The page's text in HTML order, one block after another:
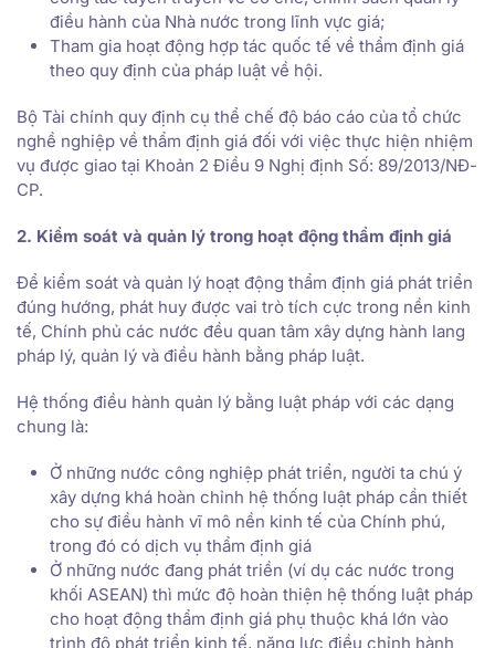
điều hành của Nhà nước trong lĩnh vực giá;
Tham gia hoạt động hợp tác quốc tế về thẩm định giá
theo quy định của pháp luật về hội.
Bộ Tài chính quy định cụ thể chế độ báo cáo của tổ chức
nghề nghiệp về thẩm định giá đối với việc thực hiện nhiệm
vụ được giao tại Khoản 2 Điều 9 Nghị định Số: 89/2013/NĐ-
CP.
2. Kiểm soát và quản lý trong hoạt động thẩm định giá
Để kiểm soát và quản lý hoạt động thẩm định giá phát triển
đúng hướng, phát huy được vai trò tích cực trong nền kinh
tế, Chính phủ các nước đều quan tâm xây dựng hành lang
pháp lý, quản lý và điều hành bằng pháp luật.
Hệ thống điều hành quản lý bằng luật pháp với các dạng
chung là:
Ở những nước công nghiệp phát triển, người ta chú ý
xây dựng khá hoàn chỉnh hệ thống luật pháp cần thiết
cho sự điều hành vĩ mô nền kinh tế của Chính phú,
trong đó có dịch vụ thẩm định giá
Ở những nước đang phát triền (ví dụ các nước trong
khối ASEAN) thì mức độ hoàn thiện hệ thống luật pháp
cho hoạt động thẩm định giá phụ thuộc khá lớn vào
trình độ phát triển kinh tế, năng lực điều chỉnh hành